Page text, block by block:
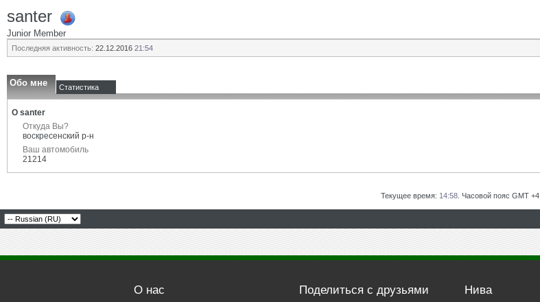
santer
Junior Member
Последняя активность: 22.12.2016 21:54
Обо мне Статистика
О santer
Откуда Вы?
воскресенский р-н
Ваш автомобиль
21214
Текущее время: 14:58 . Часовой пояс GMT +4.
О нас Поделиться с друзьями Нива